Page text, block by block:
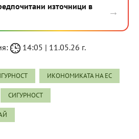
източници в
→
14:05 | 11.05.26 г.
ИКОНОМИКАТА НА ЕС
СИГУРНОСТ